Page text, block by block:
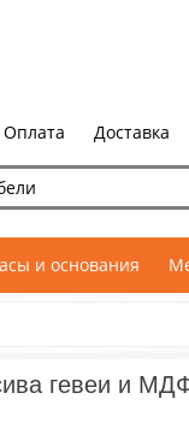
Оплата Доставка
и основания
гевеи и